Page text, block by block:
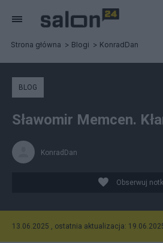
Strona główna Blogi KonradDan
BLOG
Sławomir Memcen.
KonradDan
Obserwuj
13.06.2025 , ostatnia aktualizacja: